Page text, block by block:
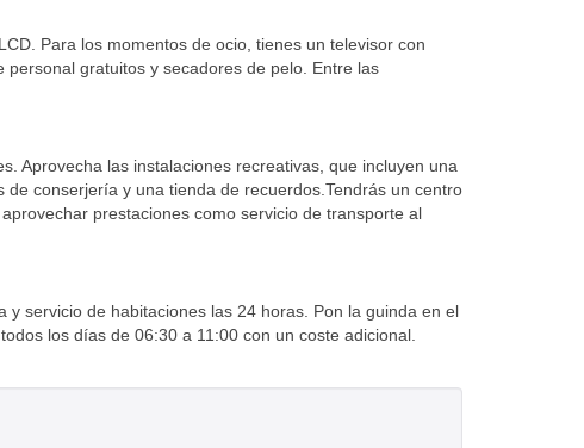
Para los momentos de ocio, tienes un televisor con
gratuitos y secadores de pelo. Entre las
Aprovecha las instalaciones recreativas, que incluyen una
conserjería y una tienda de recuerdos.Tendrás un centro
prestaciones como servicio de transporte al
servicio de habitaciones las 24 horas. Pon la guinda en el
los días de 06:30 a 11:00 con un coste adicional.